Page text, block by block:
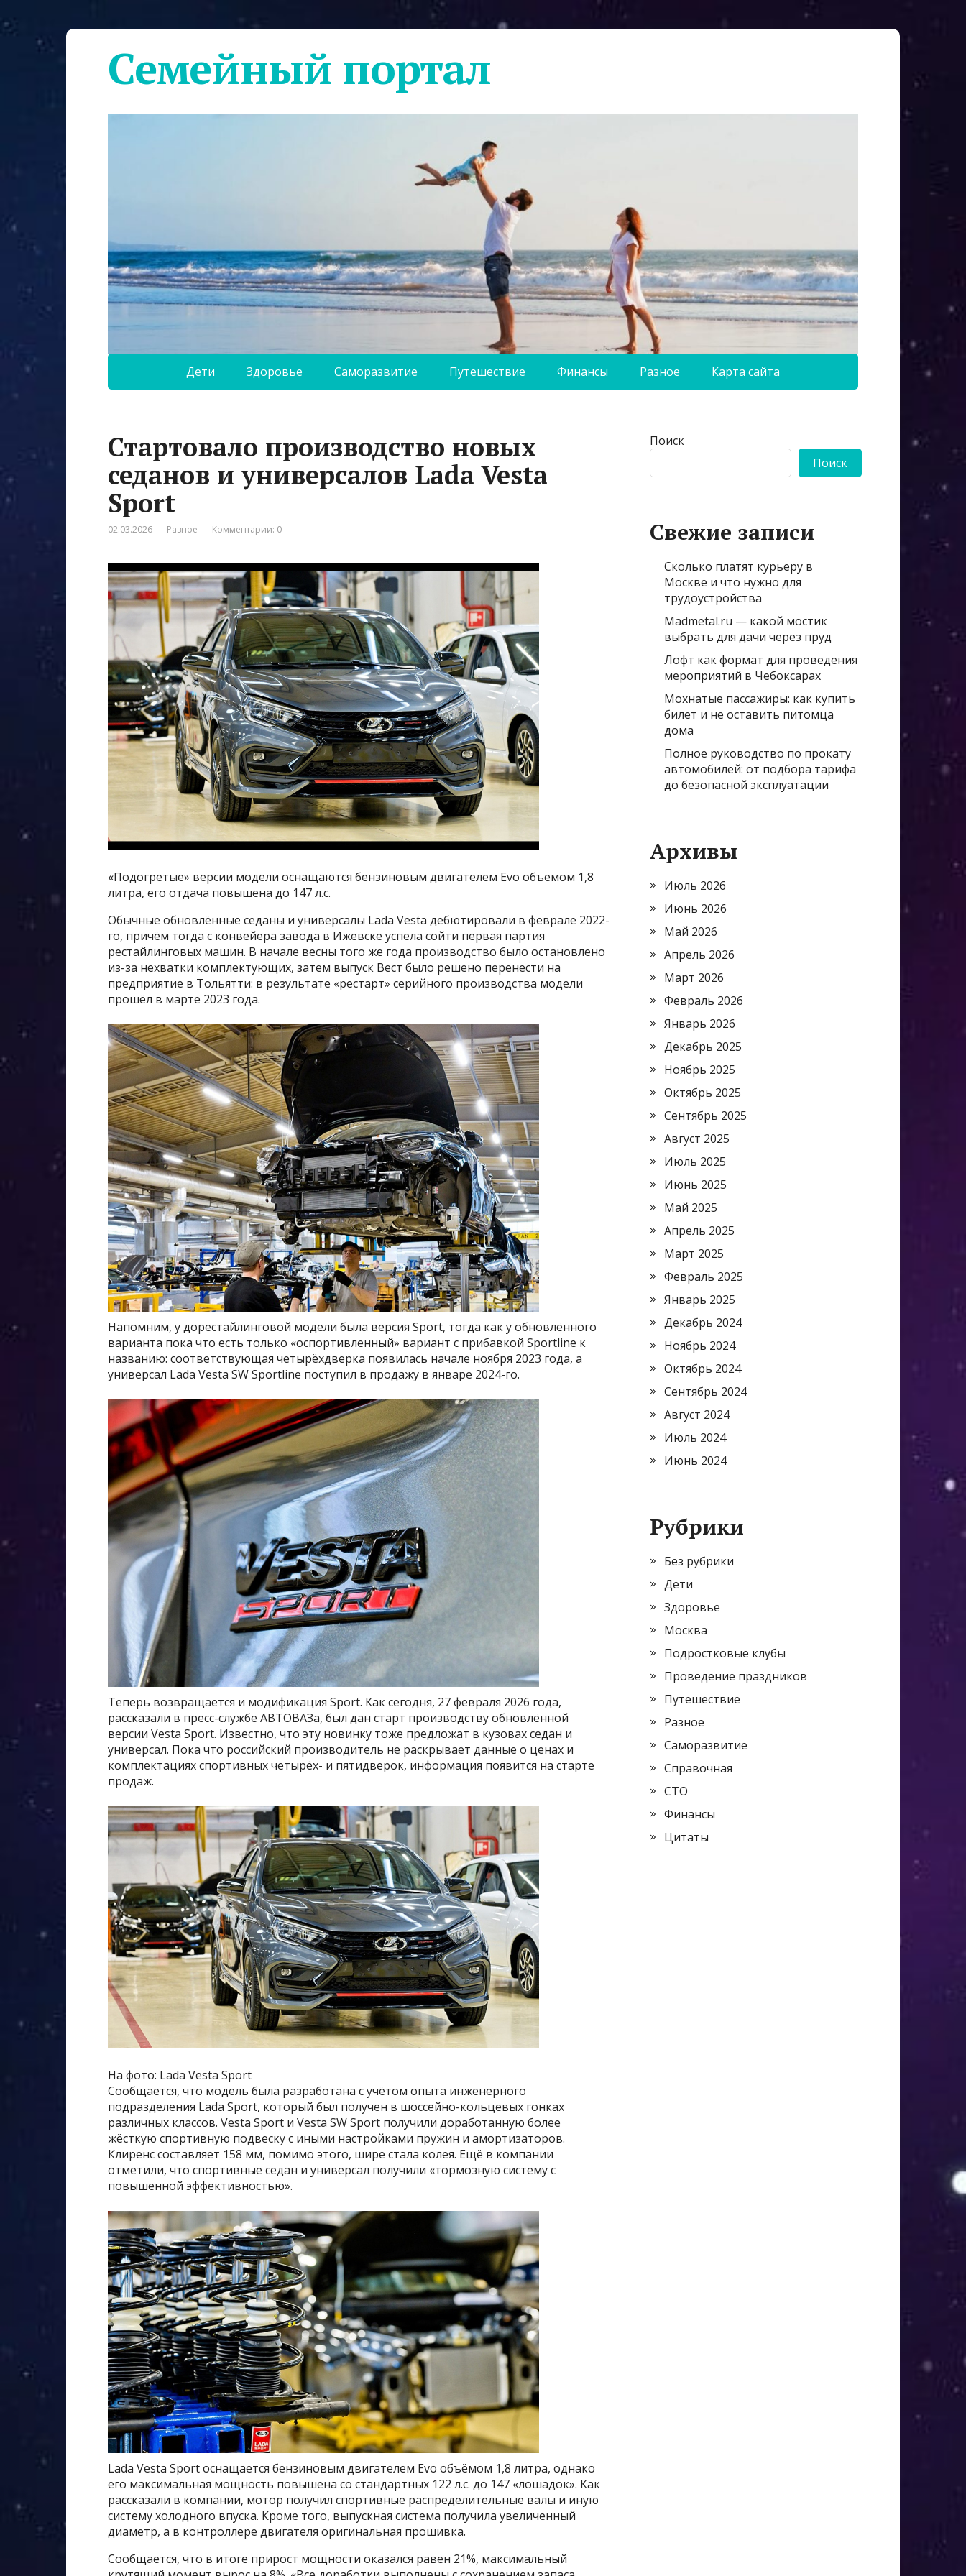
Семейный портал
Дети Здоровье Саморазвитие Путешествие Финансы Разное Карта сайта
Стартовало производство новых
седанов и универсалов Lada Vesta
Sport
02.03.2026 Разное Комментарии: 0
«Подогретые» версии модели оснащаются бензиновым двигателем Evo объёмом 1,8
литра, его отдача повышена до 147 л.с.
Обычные обновлённые седаны и универсалы Lada Vesta дебютировали в феврале 2022-
го, причём тогда с конвейера завода в Ижевске успела сойти первая партия
рестайлинговых машин. В начале весны того же года производство было остановлено
из-за нехватки комплектующих, затем выпуск Вест было решено перенести на
предприятие в Тольятти: в результате «рестарт» серийного производства модели
прошёл в марте 2023 года.
Напомним, у дорестайлинговой модели была версия Sport, тогда как у обновлённого
варианта пока что есть только «оспортивленный» вариант с прибавкой Sportline к
названию: соответствующая четырёхдверка появилась начале ноября 2023 года, а
универсал Lada Vesta SW Sportline поступил в продажу в январе 2024-го.
Теперь возвращается и модификация Sport. Как сегодня, 27 февраля 2026 года,
рассказали в пресс-службе АВТОВАЗа, был дан старт производству обновлённой
версии Vesta Sport. Известно, что эту новинку тоже предложат в кузовах седан и
универсал. Пока что российский производитель не раскрывает данные о ценах и
комплектациях спортивных четырёх- и пятидверок, информация появится на старте
продаж.
На фото: Lada Vesta Sport
Сообщается, что модель была разработана с учётом опыта инженерного
подразделения Lada Sport, который был получен в шоссейно-кольцевых гонках
различных классов. Vesta Sport и Vesta SW Sport получили доработанную более
жёсткую спортивную подвеску с иными настройками пружин и амортизаторов.
Клиренс составляет 158 мм, помимо этого, шире стала колея. Ещё в компании
отметили, что спортивные седан и универсал получили «тормозную систему с
повышенной эффективностью».
Lada Vesta Sport оснащается бензиновым двигателем Evo объёмом 1,8 литра, однако
его максимальная мощность повышена со стандартных 122 л.с. до 147 «лошадок». Как
рассказали в компании, мотор получил спортивные распределительные валы и иную
систему холодного впуска. Кроме того, выпускная система получила увеличенный
диаметр, а в контроллере двигателя оригинальная прошивка.
Сообщается, что в итоге прирост мощности оказался равен 21%, максимальный
Поиск
Поиск
Свежие записи
Сколько платят курьеру в
Москве и что нужно для
трудоустройства
Madmetal.ru — какой мостик
выбрать для дачи через пруд
Лофт как формат для проведения
мероприятий в Чебоксарах
Мохнатые пассажиры: как купить
билет и не оставить питомца
дома
Полное руководство по прокату
автомобилей: от подбора тарифа
до безопасной эксплуатации
Архивы
Июль 2026
Июнь 2026
Май 2026
Апрель 2026
Март 2026
Февраль 2026
Январь 2026
Декабрь 2025
Ноябрь 2025
Октябрь 2025
Сентябрь 2025
Август 2025
Июль 2025
Июнь 2025
Май 2025
Апрель 2025
Март 2025
Февраль 2025
Январь 2025
Декабрь 2024
Ноябрь 2024
Октябрь 2024
Сентябрь 2024
Август 2024
Июль 2024
Июнь 2024
Рубрики
Без рубрики
Дети
Здоровье
Москва
Подростковые клубы
Проведение праздников
Путешествие
Разное
Саморазвитие
Справочная
СТО
Финансы
Цитаты